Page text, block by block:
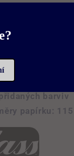
zy
průhledných
výroba bez
a rovnoměrné
barviv
papírku: